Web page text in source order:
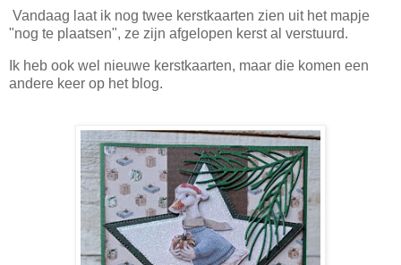
Vandaag laat ik nog twee kerstkaarten zien uit het mapje
"nog te plaatsen", ze zijn afgelopen kerst al verstuurd.
Ik heb ook wel nieuwe kerstkaarten, maar die komen een
andere keer op het blog.